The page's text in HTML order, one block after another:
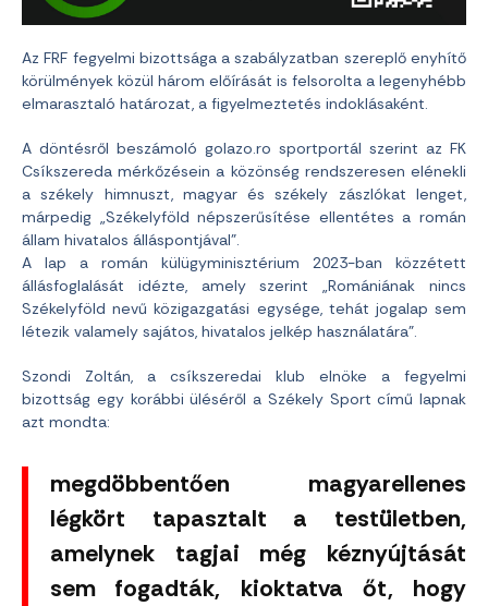
Az FRF fegyelmi bizottsága a szabályzatban szereplő enyhítő
körülmények közül három előírását is felsorolta a legenyhébb
elmarasztaló határozat, a figyelmeztetés indoklásaként.
A döntésről beszámoló golazo.ro sportportál szerint az FK
Csíkszereda mérkőzésein a közönség rendszeresen elénekli
a székely himnuszt, magyar és székely zászlókat lenget,
márpedig „Székelyföld népszerűsítése ellentétes a román
állam hivatalos álláspontjával”.
A lap a román külügyminisztérium 2023-ban közzétett
állásfoglalását idézte, amely szerint „Romániának nincs
Székelyföld nevű közigazgatási egysége, tehát jogalap sem
létezik valamely sajátos, hivatalos jelkép használatára”.
Szondi Zoltán, a csíkszeredai klub elnöke a fegyelmi
bizottság egy korábbi üléséről a Székely Sport című lapnak
azt mondta:
megdöbbentően magyarellenes
légkört tapasztalt a testületben,
amelynek tagjai még kéznyújtását
sem fogadták, kioktatva őt, hogy